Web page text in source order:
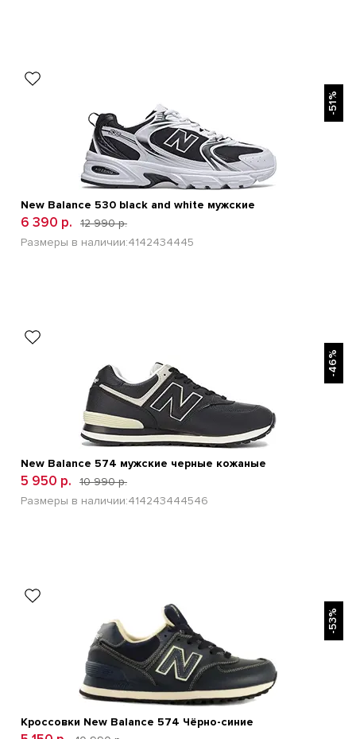
-51%
New Balance 530 black and white мужские
6 390 р.
12 990 р.
Размеры в наличии:4142434445
-46%
New Balance 574 мужские черные кожаные
5 950 р.
10 990 р.
Размеры в наличии:414243444546
-53%
Кроссовки New Balance 574 Чёрно-синие